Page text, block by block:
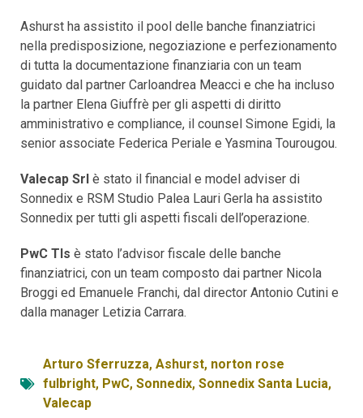
Ashurst ha assistito il pool delle banche finanziatrici
nella predisposizione, negoziazione e perfezionamento
di tutta la documentazione finanziaria con un team
guidato dal partner Carloandrea Meacci e che ha incluso
la partner Elena Giuffrè per gli aspetti di diritto
amministrativo e compliance, il counsel Simone Egidi, la
senior associate Federica Periale e Yasmina Tourougou.
Valecap Srl è stato il financial e model adviser di
Sonnedix e RSM Studio Palea Lauri Gerla ha assistito
Sonnedix per tutti gli aspetti fiscali dell’operazione.
PwC Tls è stato l’advisor fiscale delle banche
finanziatrici, con un team composto dai partner Nicola
Broggi ed Emanuele Franchi, dal director Antonio Cutini e
dalla manager Letizia Carrara.
Arturo Sferruzza, Ashurst, norton rose
fulbright, PwC, Sonnedix, Sonnedix Santa Lucia,
Valecap